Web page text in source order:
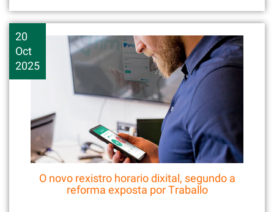
20
Oct
2025
O novo rexistro horario dixital, segundo a
reforma exposta por Traballo